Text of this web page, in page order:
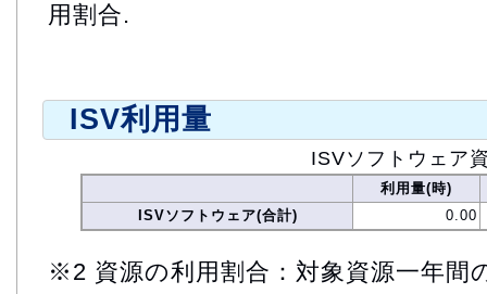
用割合.
ISV利用量
ISVソフトウェア
利用量(時)
ISVソフトウェア(合計)
0.00
※2 資源の利用割合：対象資源一年間